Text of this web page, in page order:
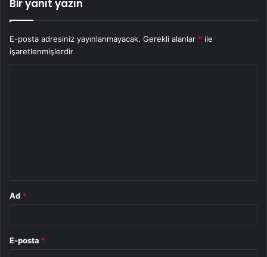
Bir yanıt yazın
E-posta adresiniz yayınlanmayacak. Gerekli alanlar * ile
işaretlenmişlerdir
Ad *
E-posta *